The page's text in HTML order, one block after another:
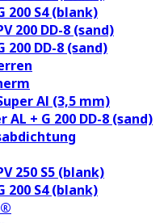
200 S4 (blank)
200 DD-8 (sand)
200 DD-8 (sand)
Al (3,5 mm)
AL + G 200 DD-8 (sand)
250 S5 (blank)
200 S4 (blank)